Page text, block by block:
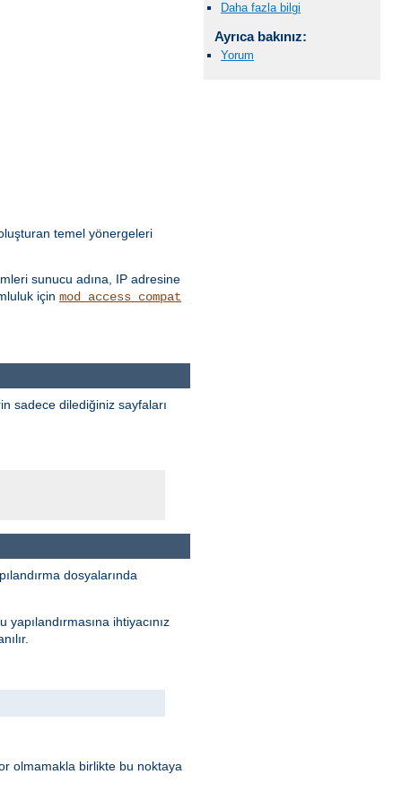
Daha fazla bilgi
Ayrıca bakınız:
Yorum
temel yönergeleri
sunucu adına, IP adresine
için mod_access_compat
sadece dilediğiniz sayfaları
dosyalarında
ihtiyacınız
olmamakla birlikte bu noktaya